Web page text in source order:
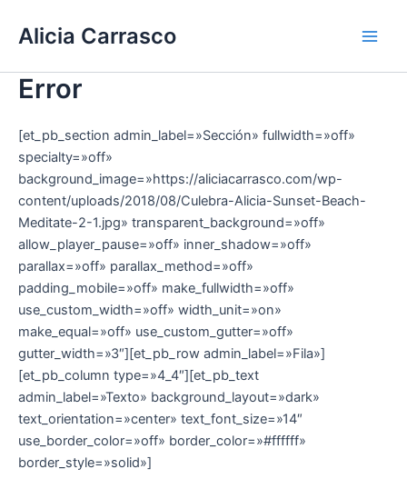
Alicia Carrasco
Error
[et_pb_section admin_label=»Sección» fullwidth=»off»
specialty=»off»
background_image=»https://aliciacarrasco.com/wp-
content/uploads/2018/08/Culebra-Alicia-Sunset-Beach-
Meditate-2-1.jpg» transparent_background=»off»
allow_player_pause=»off» inner_shadow=»off»
parallax=»off» parallax_method=»off»
padding_mobile=»off» make_fullwidth=»off»
use_custom_width=»off» width_unit=»on»
make_equal=»off» use_custom_gutter=»off»
gutter_width=»3″][et_pb_row admin_label=»Fila»]
[et_pb_column type=»4_4″][et_pb_text
admin_label=»Texto» background_layout=»dark»
text_orientation=»center» text_font_size=»14″
use_border_color=»off» border_color=»#ffffff»
border_style=»solid»]